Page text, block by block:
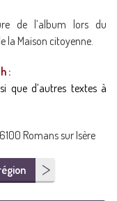
de l’album lors du
la Maison citoyenne.
:
que d’autres textes à
Romans sur Isère